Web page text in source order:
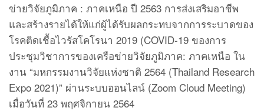
ข่ายวิจัยภูมิภาค : ภาคเหนือ ปี 2563 การส่งเสริมอาชีพ
และสร้างรายได้ให้แก่ผู้ได้รับผลกระทบจากการระบาดของ
โรคติดเชื้อไวรัสโคโรนา 2019 (COVID-19 ของการ
ประชุมวิชาการของเครือข่ายวิจัยภูมิภาค: ภาคเหนือ ใน
งาน “มหกรรมงานวิจัยแห่งชาติ 2564 (Thailand Research
Expo 2021)” ผ่านระบบออนไลน์ (Zoom Cloud Meeting)
เมื่อวันที่ 23 พฤศจิกายน 2564